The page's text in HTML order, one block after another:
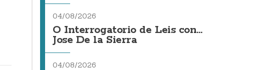
04/08/2026
O Interrogatorio de Leis con...
Jose De la Sierra
04/08/2026